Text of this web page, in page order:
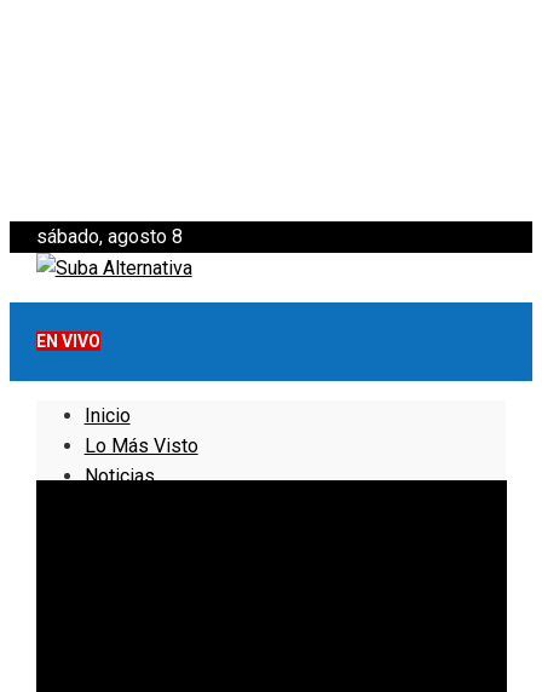
sábado, agosto 8
EN VIVO
Inicio
Lo Más Visto
Noticias